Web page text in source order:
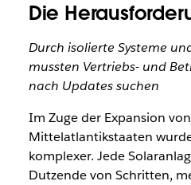
Die
Durch isolierte Systeme
mussten Vertriebs- und
nach Updates suchen
Im Zuge der Expansion
Mittelatlantikstaaten
komplexer. Jede
Dutzende von Schritten,